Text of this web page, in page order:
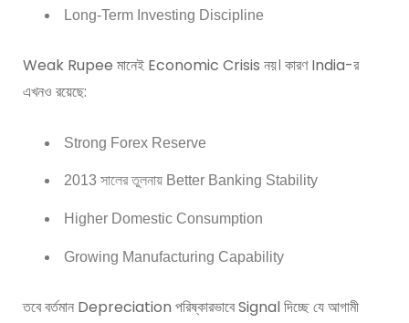
Long-Term Investing Discipline
Weak Rupee মানেই Economic Crisis নয়। কারণ India-র
এখনও রয়েছে:
Strong Forex Reserve
2013 সালের তুলনায় Better Banking Stability
Higher Domestic Consumption
Growing Manufacturing Capability
তবে বর্তমান Depreciation পরিষ্কারভাবে Signal দিচ্ছে যে আগামী